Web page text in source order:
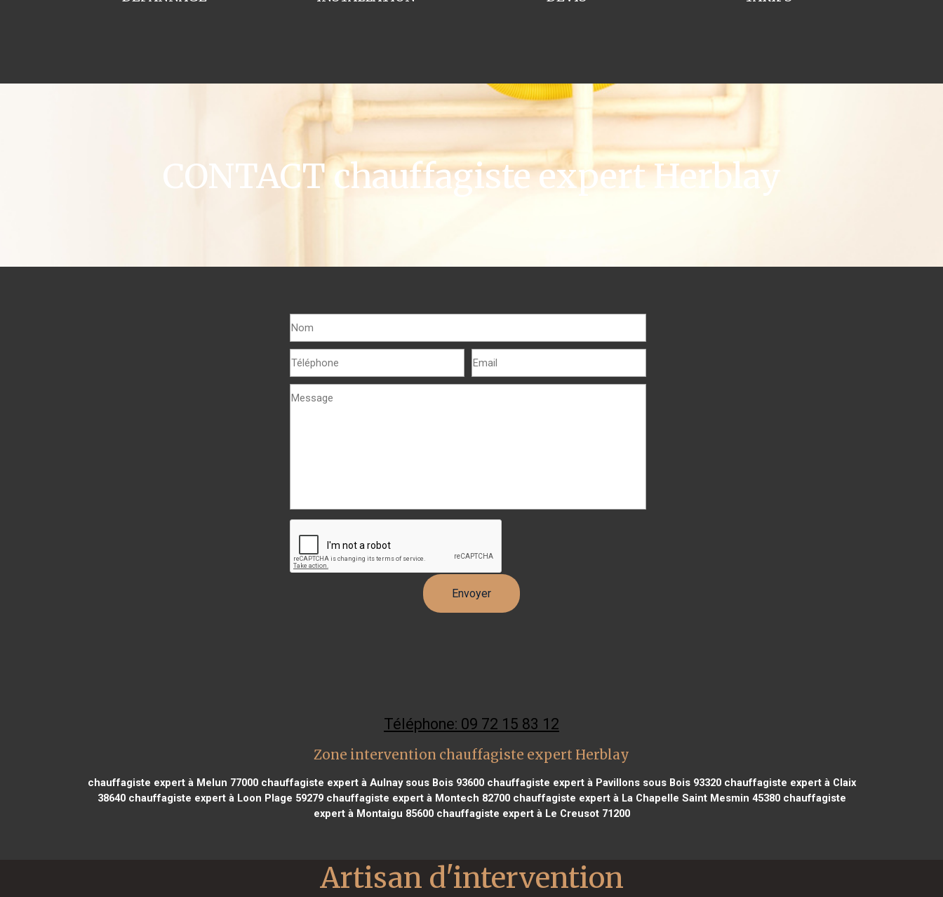
CONTACT chauffagiste expert Herblay
Téléphone: 09 72 15 83 12
Zone intervention chauffagiste expert Herblay
chauffagiste expert à Melun 77000chauffagiste expert à Aulnay sous Bois 93600chauffagiste expert à Pavillons sous Bois 93320chauffagiste expert à Claix
38640chauffagiste expert à Loon Plage 59279chauffagiste expert à Montech 82700chauffagiste expert à La Chapelle Saint Mesmin 45380chauffagiste
expert à Montaigu 85600chauffagiste expert à Le Creusot 71200
Artisan d'intervention